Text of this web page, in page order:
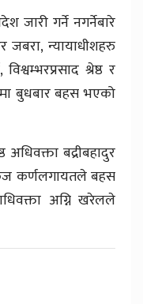
जारी गर्ने नगर्नेबारे
जबरा, न्यायाधीशहरु
श्रेष्ठ र
बुधबार बहस भएको
बद्रीबहादुर
पंकज कर्णलगायतले बहस
अग्नि खरेलले